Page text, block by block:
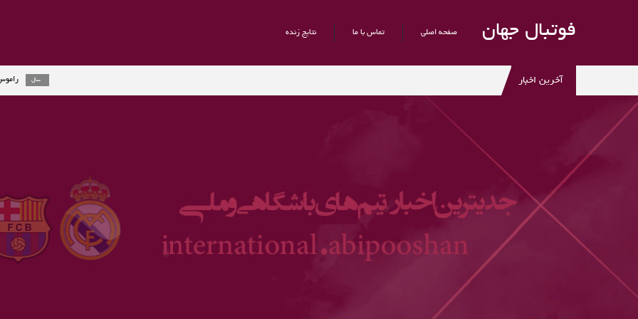
فوتبال جهان صفحه اصلی تماس با ما نتایج زنده
آخرین اخبار راموس به یوونتوس